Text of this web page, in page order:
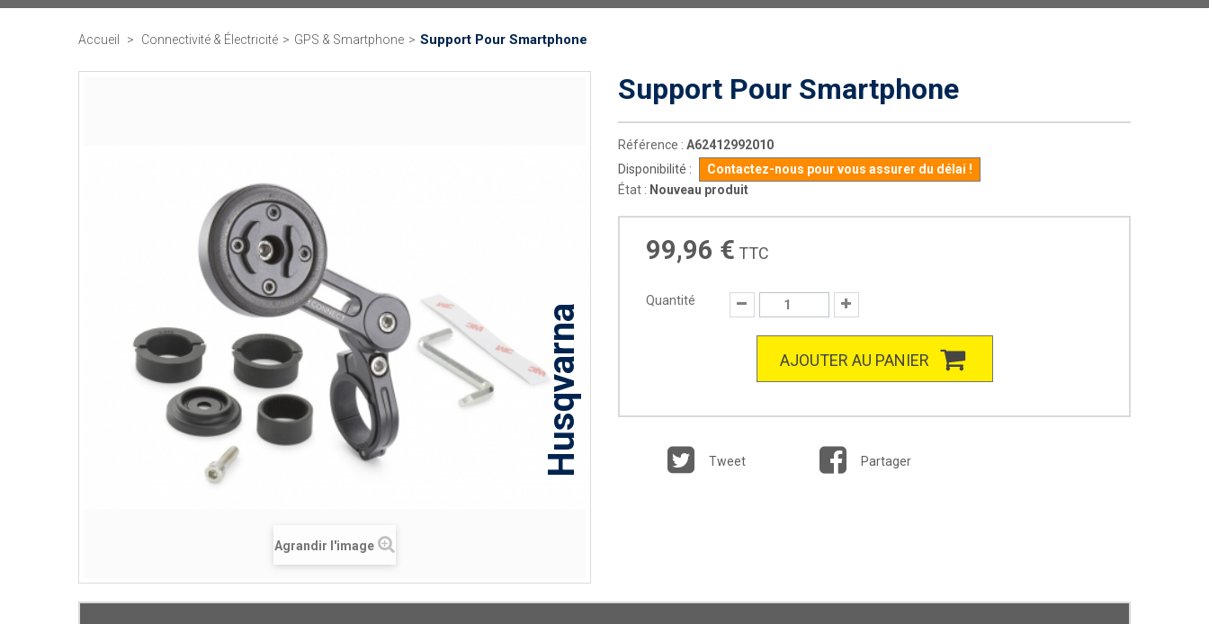
Accueil > Connectivité & Électricité > GPS & Smartphone > Support Pour Smartphone
Agrandir l'image
Husqvarna
Support Pour Smartphone
Référence : A62412992010
Disponibilité :
Contactez-nous pour vous assurer du délai !
État : Nouveau produit
99,96 € TTC
Quantité
AJOUTER AU PANIER
Tweet Partager